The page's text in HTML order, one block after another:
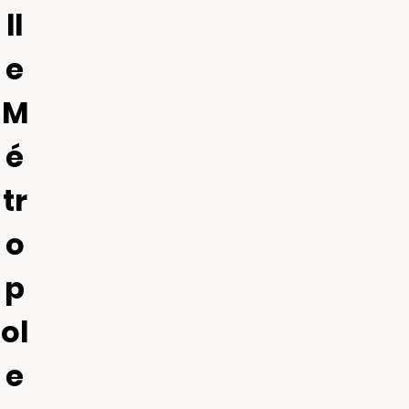
ll
e
M
é
tr
o
p
ol
e